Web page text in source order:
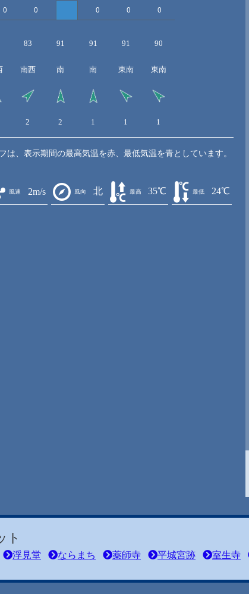
83 91 91 91 90
南西 南 南 東南 東南
2 2 1 1 1
は、表示期間の最高気温を赤、最低気温を青としています。
風速 2m/s 風向 北 最高 35℃ 最低 24℃
ト
浮見堂 ならまち 薬師寺 平城宮跡 室生寺